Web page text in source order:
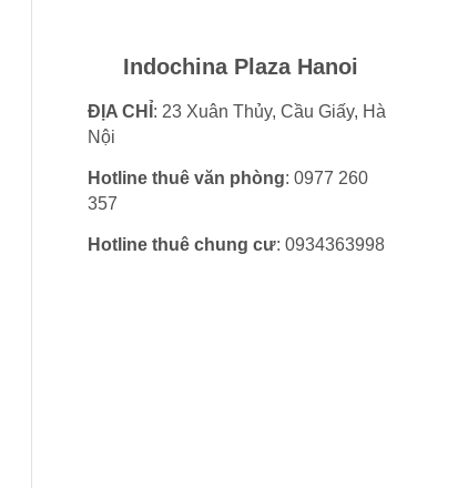
Indochina Plaza Hanoi
ĐỊA CHỈ : 23 Xuân Thủy, Cầu Giấy, Hà
Nội
Hotline thuê văn phòng: 0977 260
357
Hotline thuê chung cư: 0934363998